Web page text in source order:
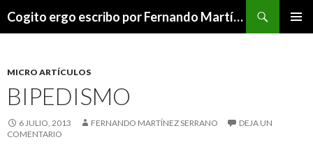
Cogito ergo escribo por Fernando Martínez Serrano
MICRO ARTÍCULOS
BIPEDISMO
6 JULIO, 2013 FERNANDO MARTÍNEZ SERRANO
DEJA UN
COMENTARIO